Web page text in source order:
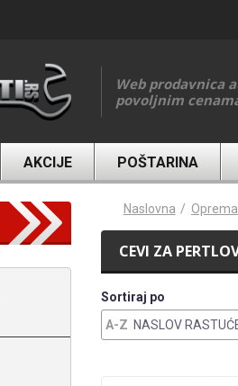
Web prodavnica
povoljnim
AKCIJE POŠTARINA
You are here
Naslovna
CEVI ZA
Sortiraj po
NASLOV